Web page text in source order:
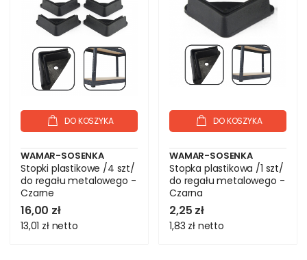
DO KOSZYKA
WAMAR-SOSENKA
Stopki plastikowe /4 szt/
do regału metalowego -
Czarne
16,00 zł
13,01 zł netto
DO KOSZYKA
WAMAR-SOSENKA
Stopka plastikowa /1 szt/
do regału metalowego -
Czarna
2,25 zł
1,83 zł netto